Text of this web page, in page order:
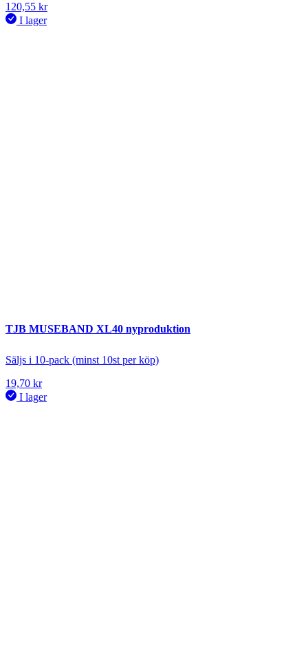
120,55 kr
I lager
TJB MUSEBAND XL40 nyproduktion
Säljs i 10-pack (minst 10st per köp)
19,70 kr
I lager